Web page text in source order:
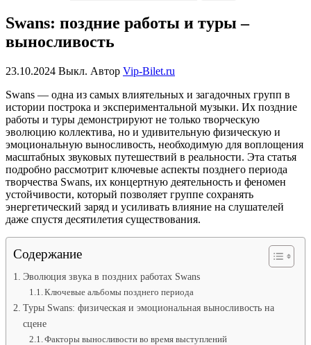
Swans: поздние работы и туры –
выносливость
23.10.2024 Выкл. Автор Vip-Bilet.ru
Swans — одна из самых влиятельных и загадочных групп в
истории построка и экспериментальной музыки. Их поздние
работы и туры демонстрируют не только творческую
эволюцию коллектива, но и удивительную физическую и
эмоциональную выносливость, необходимую для воплощения
масштабных звуковых путешествий в реальности. Эта статья
подробно рассмотрит ключевые аспекты позднего периода
творчества Swans, их концертную деятельность и феномен
устойчивости, который позволяет группе сохранять
энергетический заряд и усиливать влияние на слушателей
даже спустя десятилетия существования.
Содержание
Эволюция звука в поздних работах Swans
Ключевые альбомы позднего периода
Туры Swans: физическая и эмоциональная выносливость на
сцене
Факторы выносливости во время выступлений